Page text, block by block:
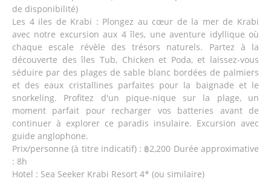
de disponibilité)
Les 4 iles de Krabi : Plongez au cœur de la mer de Krabi
avec notre excursion aux 4 îles, une aventure idyllique où
chaque escale révèle des trésors naturels. Partez à la
découverte des îles Tub, Chicken et Poda, et laissez-vous
séduire par des plages de sable blanc bordées de palmiers
et des eaux cristallines parfaites pour la baignade et le
snorkeling. Profitez d'un pique-nique sur la plage, un
moment parfait pour recharger vos batteries avant de
continuer à explorer ce paradis insulaire. Excursion avec
guide anglophone.
Prix/personne (à titre indicatif) : ฿2,200 Durée approximative
: 8h
Hotel : Sea Seeker Krabi Resort 4* (ou similaire)